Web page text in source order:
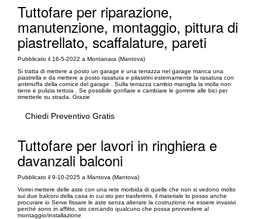
Tuttofare per riparazione,
manutenzione, montaggio, pittura di
piastrellato, scaffalature, pareti
Pubblicato il 16-5-2022 a Montanara (Mantova)
Si tratta di mettere a posto un garage e una terrazza nel garage manca una
piastrella e da mettere a posto rasatura e pilastrini esternamente la rasatura con
antimuffa della cornice del garage . Sulla terrazza cambio maniglia la molla non
tiene e pulizia tettoia . Se possibile gonfiare e cambiare le gomme alle bici per
rimetterle su strada. Grazie
Chiedi Preventivo Gratis
Tuttofare per lavori in ringhiera e
davanzali balconi
Pubblicato il 9-10-2025 a Mantova (Mantova)
Vorrei mettere delle aste con una rete morbida di quelle che non si vedono molto
sui due balconi della casa in cui sto per trasferirmi, il materiale lo posso anche
procurare io Serve fissare le aste senza alterare la costruzione ne essere invasivi
perché sono in affitto, sto cercando qualcuno che possa provvedere al
montaggio/installazione